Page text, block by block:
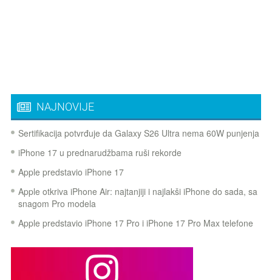
NAJNOVIJE
Sertifikacija potvrđuje da Galaxy S26 Ultra nema 60W punjenja
iPhone 17 u prednarudžbama ruši rekorde
Apple predstavio iPhone 17
Apple otkriva iPhone Air: najtanjiji i najlakši iPhone do sada, sa
snagom Pro modela
Apple predstavio iPhone 17 Pro i iPhone 17 Pro Max telefone